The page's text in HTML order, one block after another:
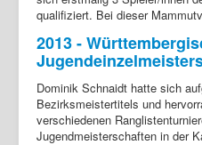
qualifiziert. Bei dieser
2013 -
Dominik Schnaidt hatte sich
Bezirksmeistertitels und
verschiedenen
Jugendmeisterschaften in der